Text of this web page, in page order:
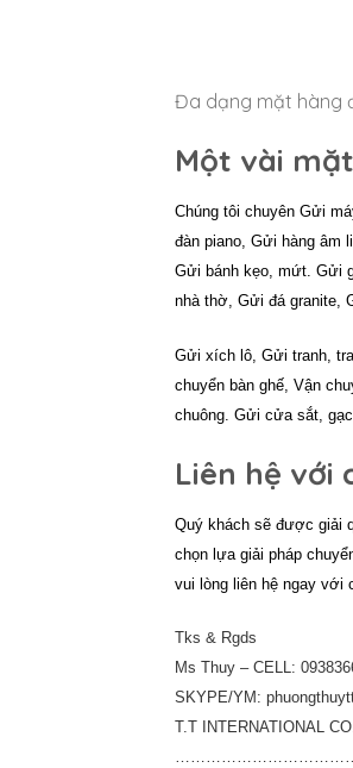
Đa dạng mặt hàng
Một vài
Chúng tôi chuyên Gửi
đàn piano, Gửi hàng âm li
Gửi bánh kẹo, mứt. Gửi
nhà thờ, Gửi đá granite,
Gửi xích lô, Gửi tranh,
chuyển bàn ghế, Vận
chuông. Gửi cửa sắt,
Liên hệ với
Quý khách sẽ được giải
chọn lựa giải pháp
vui lòng liên hệ ngay với
Tks & Rgds
Ms Thuy – CELL:
SKYPE/YM:
T.T INTERNATIONAL